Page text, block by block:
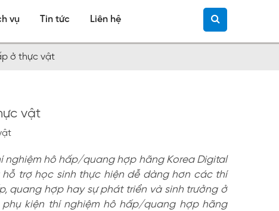
vụ Tin tức Liên hệ
ở thực vật
vật
nghiệm hô hấp/quang hợp hãng Korea Digital
trợ học sinh thực hiện dễ dàng hơn các thí
quang hợp hay sự phát triển và sinh trưởng ở
phụ kiện thí nghiệm hô hấp/quang hợp hãng